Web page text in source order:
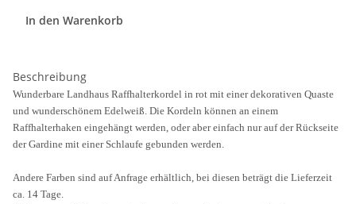
In den Warenkorb
Beschreibung
Wunderbare Landhaus Raffhalterkordel in rot mit einer dekorativen Quaste
und wunderschönem Edelweiß. Die Kordeln können an einem
Raffhalterhaken eingehängt werden, oder aber einfach nur auf der Rückseite
der Gardine mit einer Schlaufe gebunden werden.
Andere Farben sind auf Anfrage erhältlich, bei diesen beträgt die Lieferzeit
ca. 14 Tage.